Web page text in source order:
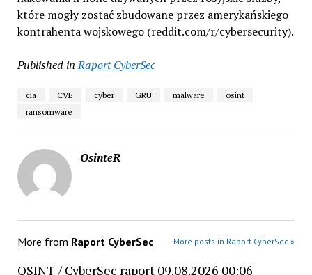
które mogły zostać zbudowane przez amerykańskiego
kontrahenta wojskowego (reddit.com/r/cybersecurity).
Published in Raport CyberSec
cia CVE cyber GRU malware
osint
ransomware
OsinteR
More from Raport CyberSec More posts in Raport CyberSec »
OSINT / CyberSec raport 09.08.2026 00:06